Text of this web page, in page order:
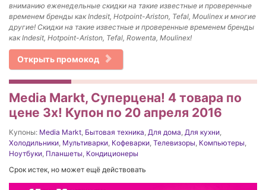
вниманию еженедельные скидки на такие известные и проверенные
временем бренды как Indesit, Hotpoint-Ariston, Tefal, Moulinex и многие
другие! Скидки на такие известные и проверенные временем бренды
как Indesit, Hotpoint-Ariston, Tefal, Rowenta, Moulinex!
Открыть промокод
Media Markt, Суперцена! 4 товара по
цене 3х! Купон по 20 апреля 2016
Купоны: Media Markt, Бытовая техника, Для дома, Для кухни,
Холодильники, Мультиварки, Кофеварки, Телевизоры, Компьютеры,
Ноутбуки, Планшеты, Кондиционеры
Срок истек, но может ещё действовать